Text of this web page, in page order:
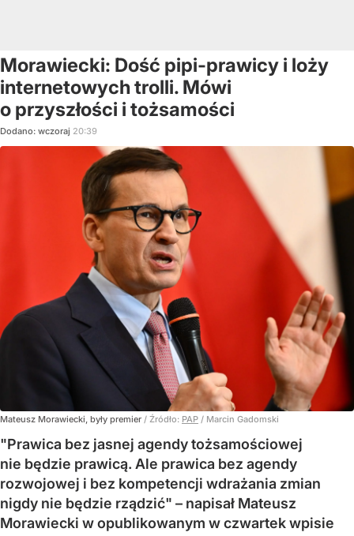
Morawiecki: Dość pipi-prawicy i loży
internetowych trolli. Mówi
o przyszłości i tożsamości
Dodano: wczoraj 20:39
Mateusz Morawiecki, były premier / Źródło: PAP / Marcin Gadomski
"Prawica bez jasnej agendy tożsamościowej
nie będzie prawicą. Ale prawica bez agendy
rozwojowej i bez kompetencji wdrażania zmian
nigdy nie będzie rządzić" – napisał Mateusz
Morawiecki w opublikowanym w czwartek wpisie